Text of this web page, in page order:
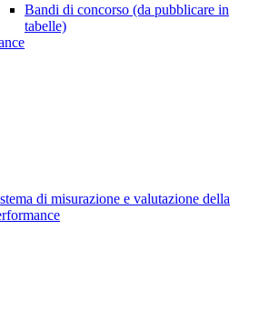
Bandi di concorso (da pubblicare in
tabelle)
di misurazione e valutazione della